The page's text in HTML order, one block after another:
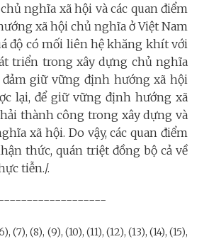
nghĩa xã hội và các quan điểm
xã hội chủ nghĩa ở Việt Nam
độ có mối liên hệ khăng khít với
triển trong xây dựng chủ nghĩa
giữ vững định hướng xã hội
lại, để giữ vững định hướng xã
thành công trong xây dựng và
xã hội. Do vậy, các quan điểm
thức, quán triệt đồng bộ cả về
tiễn./.
(7), (8), (9), (10), (11), (12), (13), (14), (15),